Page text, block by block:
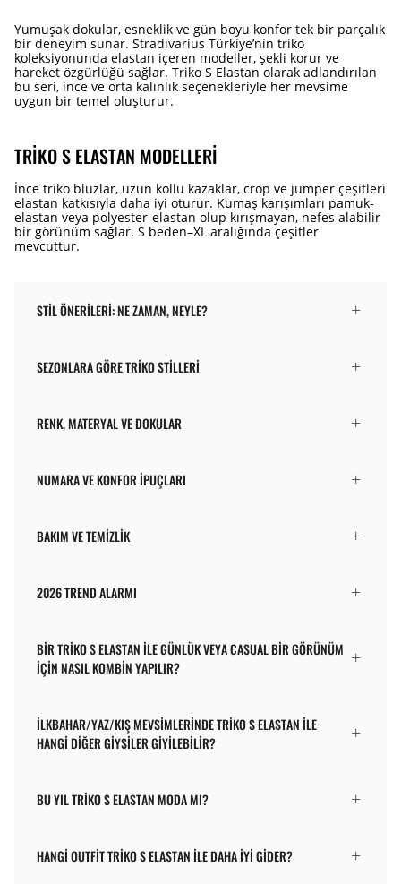
Yumuşak dokular, esneklik ve gün boyu konfor tek bir parçalık
bir deneyim sunar. Stradivarius Türkiye’nin triko
koleksiyonunda elastan içeren modeller, şekli korur ve
hareket özgürlüğü sağlar. Triko S Elastan olarak adlandırılan
bu seri, ince ve orta kalınlık seçenekleriyle her mevsime
uygun bir temel oluşturur.
TRIKO S ELASTAN MODELLERI
İnce triko bluzlar, uzun kollu kazaklar, crop ve jumper çeşitleri
elastan katkısıyla daha iyi oturur. Kumaş karışımları pamuk-
elastan veya polyester-elastan olup kırışmayan, nefes alabilir
bir görünüm sağlar. S beden–XL aralığında çeşitler
mevcuttur.
STIL ÖNERILERI: NE ZAMAN, NEYLE?
SEZONLARA GÖRE TRIKO STILLERI
RENK, MATERYAL VE DOKULAR
NUMARA VE KONFOR İPUÇLARI
BAKIM VE TEMIZLIK
2026 TREND ALARMI
BIR TRIKO S ELASTAN ILE GÜNLÜK VEYA CASUAL BIR GÖRÜNÜM
IÇIN NASIL KOMBIN YAPILIR?
İLKBAHAR/YAZ/KIŞ MEVSIMLERINDE TRIKO S ELASTAN ILE
HANGI DIĞER GIYSILER GIYILEBILIR?
BU YIL TRIKO S ELASTAN MODA MI?
HANGI OUTFIT TRIKO S ELASTAN ILE DAHA IYI GIDER?